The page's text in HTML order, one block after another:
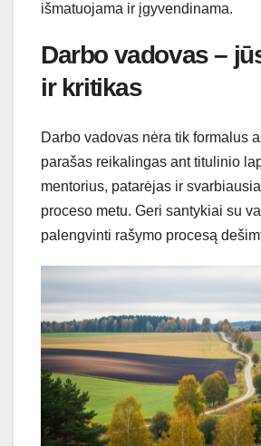
išmatuojama ir įgyvendinama.
Darbo vadovas –
ir kritikas
Darbo vadovas nėra tik formalus
parašas reikalingas ant titulinio
mentorius, patarėjas ir
proceso metu. Geri santykiai su
palengvinti rašymo procesą